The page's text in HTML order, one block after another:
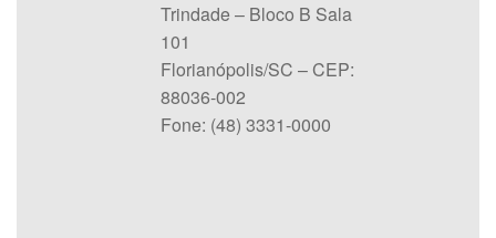
Trindade – Bloco B Sala
101
Florianópolis/SC – CEP:
88036-002
Fone: (48) 3331-0000